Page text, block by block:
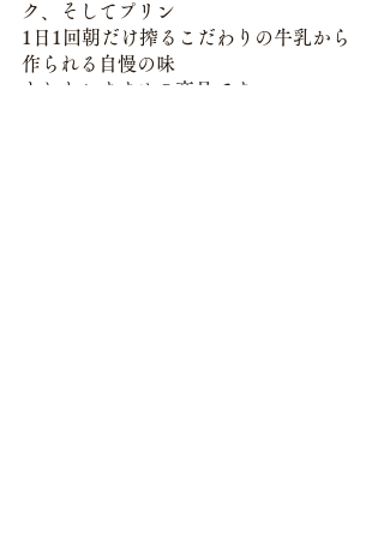
ク、そしてプリン
1日1回朝だけ搾るこだわりの牛乳から
作られる自慢の味
どれもおすすめの商品です